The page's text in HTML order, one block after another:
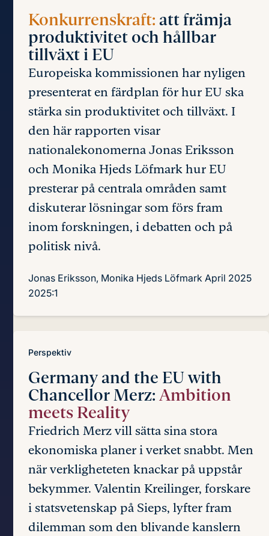
Konkurrenskraft:att främja
produktivitet och hållbar
tillväxt i EU
Europeiska kommissionen har nyligen
presenterat en färdplan för hur EU ska
stärka sin produktivitet och tillväxt. I
den här rapporten visar
nationalekonomerna Jonas Eriksson
och Monika Hjeds Löfmark hur EU
presterar på centrala områden samt
diskuterar lösningar som förs fram
inom forskningen, i debatten och på
politisk nivå.
Jonas Eriksson, Monika Hjeds Löfmark April 2025
2025:1
Perspektiv
Germany and the EU with
Chancellor Merz: Ambition
meets Reality
Friedrich Merz vill sätta sina stora
ekonomiska planer i verket snabbt. Men
när verkligheteten knackar på uppstår
bekymmer. Valentin Kreilinger, forskare
i statsvetenskap på Sieps, lyfter fram
dilemman som den blivande kanslern